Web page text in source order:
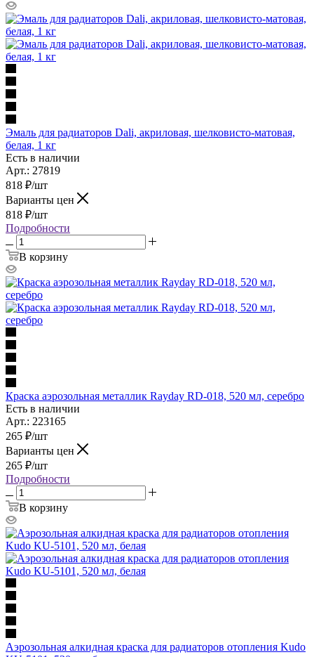
Эмаль для радиаторов Dali, акриловая, шелковисто-матовая,
белая, 1 кг
Есть в наличии
Арт.: 27819
818 ₽/шт
Варианты цен
818 ₽/шт
Подробности
В корзину
Краска аэрозольная металлик Rayday RD-018, 520 мл, серебро
Есть в наличии
Арт.: 223165
265 ₽/шт
Варианты цен
265 ₽/шт
Подробности
В корзину
Аэрозольная алкидная краска для радиаторов отопления Kudo